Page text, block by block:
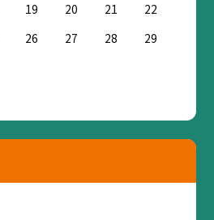
19 20 21
22
26 27 28
29